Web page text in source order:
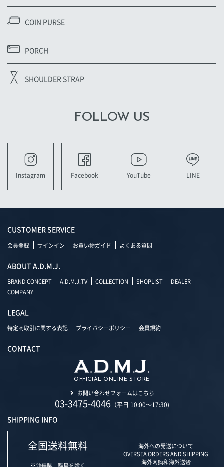
COIN PURSE
PORCH
SHOULDER STRAP
FOLLOW US
Instagram Facebook YouTube LINE
CUSTOMER SERVICE
会員登録 サインイン お買い物ガイド よくある質問
ABOUT A.D.M.J.
BRAND CONCEPT A.D.M.J.TV COLLECTION SHOPLIST
DEALER
COMPANY
LEGAL
特定商取引に関する表記 プライバシーポリシー 会員規約
CONTACT
OFFICIAL ONLINE STORE
お問い合わせフォームはこちら
03-3475-4046（平日 10:00～17:30)
SHIPPING INFO
全国送料無料
海外への発送について
OVERSEA ORDERS AND SHIPPING
海外网购和海外送货